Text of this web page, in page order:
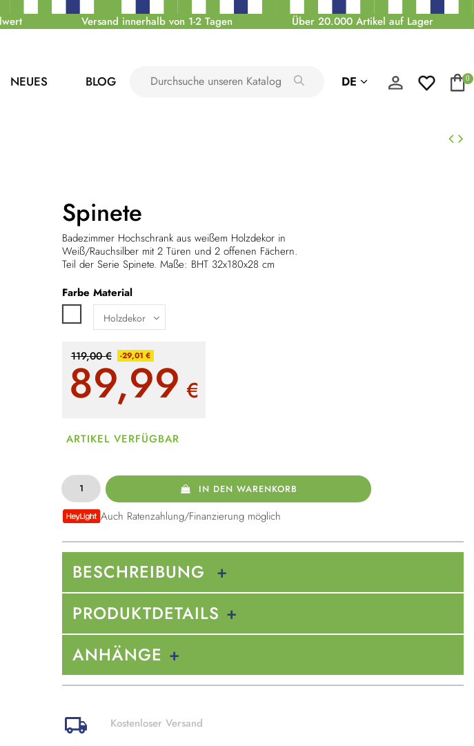
Versand innerhalb von 1-2 Tagen Über 20.000 Artikel auf Lager
NEUES BLOG DE 0
Spinete
Badezimmer Hochschrank aus weißem Holzdekor in
Weiß/Rauchsilber mit 2 Türen und 2 offenen Fächern.
Teil der Serie Spinete. Maße: BHT 32x180x28 cm
Farbe Material
119,00 € -29,01 €
89,99 €
ARTIKEL VERFÜGBAR
IN DEN WARENKORB
Auch Ratenzahlung/Finanzierung möglich
BESCHREIBUNG
PRODUKTDETAILS
ANHÄNGE
Kostenloser Versand